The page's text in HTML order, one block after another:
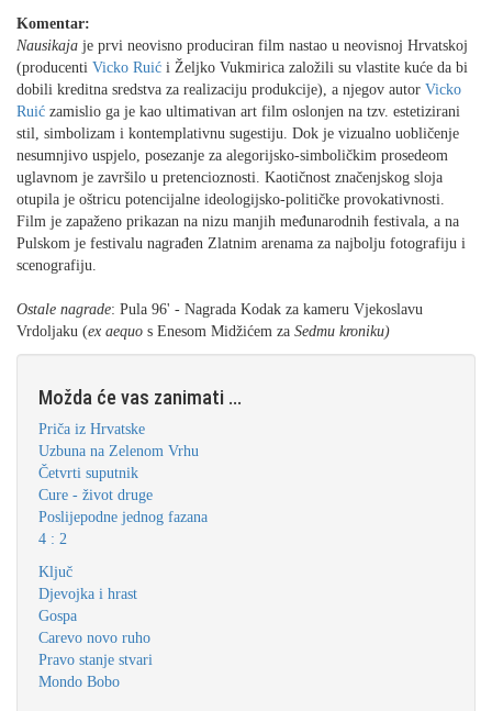
Komentar:
Nausikaja je prvi neovisno produciran film nastao u neovisnoj Hrvatskoj
(producenti Vicko Ruić i Željko Vukmirica založili su vlastite kuće da bi
dobili kreditna sredstva za realizaciju produkcije), a njegov autor Vicko
Ruić zamislio ga je kao ultimativan art film oslonjen na tzv. estetizirani
stil, simbolizam i kontemplativnu sugestiju. Dok je vizualno uobličenje
nesumnjivo uspjelo, posezanje za alegorijsko-simboličkim prosedeom
uglavnom je završilo u pretencioznosti. Kaotičnost značenjskog sloja
otupila je oštricu potencijalne ideologijsko-političke provokativnosti.
Film je zapaženo prikazan na nizu manjih međunarodnih festivala, a na
Pulskom je festivalu nagrađen Zlatnim arenama za najbolju fotografiju i
scenografiju.
Ostale nagrade: Pula 96' - Nagrada Kodak za kameru Vjekoslavu
Vrdoljaku (ex aequo s Enesom Midžićem za Sedmu kroniku)
Možda će vas zanimati ...
Priča iz Hrvatske
Uzbuna na Zelenom Vrhu
Četvrti suputnik
Cure - život druge
Poslijepodne jednog fazana
4 : 2
Ključ
Djevojka i hrast
Gospa
Carevo novo ruho
Pravo stanje stvari
Mondo Bobo